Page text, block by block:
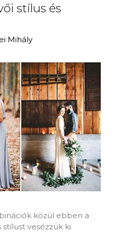
stílus és
Mihály
közül ebben a
vesézzük ki.